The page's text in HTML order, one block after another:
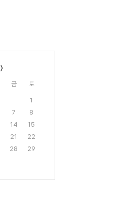
금 토
1
7
8
14
15
21
22
28
29